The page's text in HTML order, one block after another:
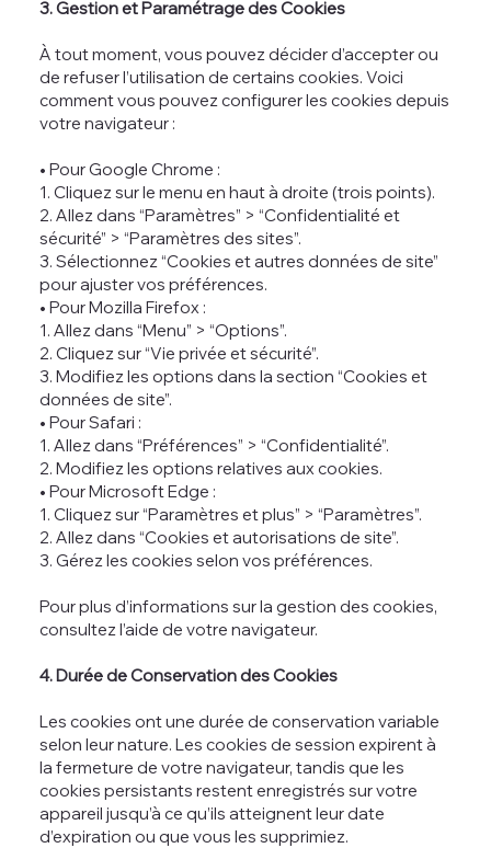
3. Gestion et Paramétrage des Cookies
À tout moment, vous pouvez décider d’accepter ou
de refuser l’utilisation de certains cookies. Voici
comment vous pouvez configurer les cookies depuis
votre navigateur :
• Pour Google Chrome :
1. Cliquez sur le menu en haut à droite (trois points).
2. Allez dans “Paramètres” > “Confidentialité et
sécurité” > “Paramètres des sites”.
3. Sélectionnez “Cookies et autres données de site”
pour ajuster vos préférences.
• Pour Mozilla Firefox :
1. Allez dans “Menu” > “Options”.
2. Cliquez sur “Vie privée et sécurité”.
3. Modifiez les options dans la section “Cookies et
données de site”.
• Pour Safari :
1. Allez dans “Préférences” > “Confidentialité”.
2. Modifiez les options relatives aux cookies.
• Pour Microsoft Edge :
1. Cliquez sur “Paramètres et plus” > “Paramètres”.
2. Allez dans “Cookies et autorisations de site”.
3. Gérez les cookies selon vos préférences.
Pour plus d’informations sur la gestion des cookies,
consultez l’aide de votre navigateur.
4. Durée de Conservation des Cookies
Les cookies ont une durée de conservation variable
selon leur nature. Les cookies de session expirent à
la fermeture de votre navigateur, tandis que les
cookies persistants restent enregistrés sur votre
appareil jusqu’à ce qu’ils atteignent leur date
d’expiration ou que vous les supprimiez.